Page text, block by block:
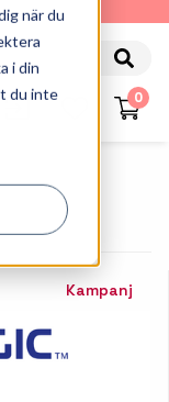
när du
i din
du inte
0
Kampanj